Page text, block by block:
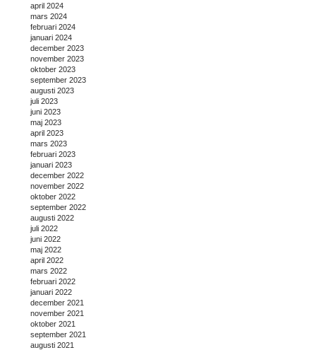
april 2024
mars 2024
februari 2024
januari 2024
december 2023
november 2023
oktober 2023
september 2023
augusti 2023
juli 2023
juni 2023
maj 2023
april 2023
mars 2023
februari 2023
januari 2023
december 2022
november 2022
oktober 2022
september 2022
augusti 2022
juli 2022
juni 2022
maj 2022
april 2022
mars 2022
februari 2022
januari 2022
december 2021
november 2021
oktober 2021
september 2021
augusti 2021